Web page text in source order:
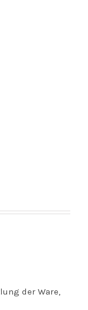
der Ware,